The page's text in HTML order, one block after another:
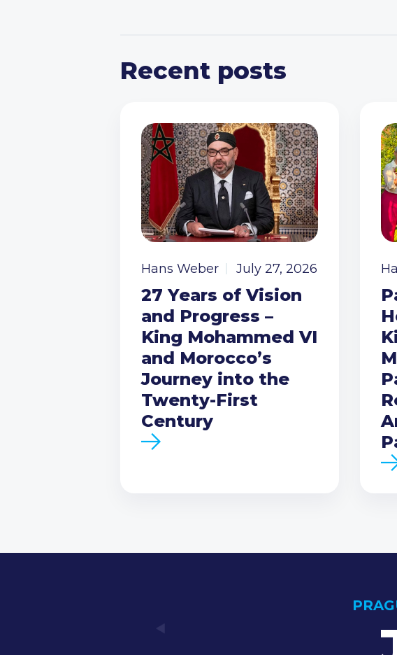
Recent posts
Hans Weber July 27, 2026
27 Years of Vision
and Progress –
King Mohammed VI
and Morocco’s
Journey into the
Twenty-First
Century